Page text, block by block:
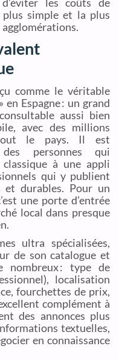
les coûts de
simple et la plus
comme le véritable
en Espagne : un grand
aussi bien
avec des millions
tout le pays. Il est
des personnes qui
à une appli
qui y publient
et durables. Pour un
une porte d’entrée
local dans presque
ultra spécialisées,
de son catalogue et
nombreux : type de
localisation
fourchettes de prix,
complément à
des annonces plus
textuelles,
en connaissance